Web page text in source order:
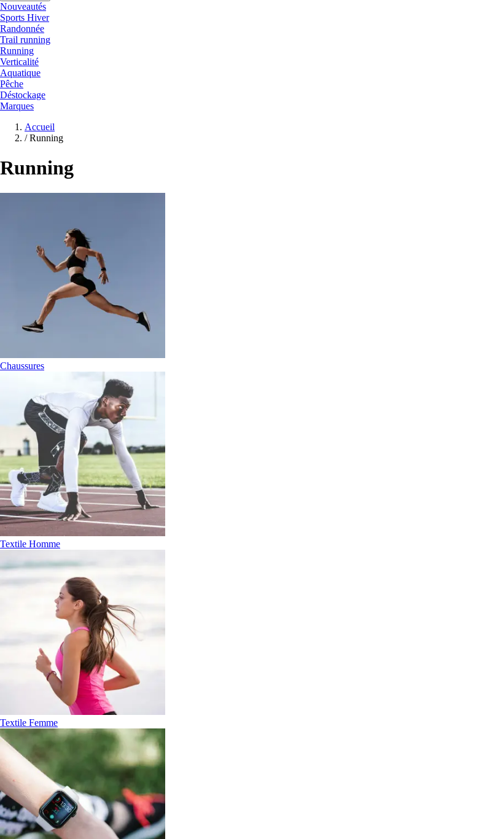
Nouveautés
Sports Hiver
Randonnée
Trail running
Running
Verticalité
Aquatique
Pêche
Déstockage
Marques
Accueil
/ Running
Running
Chaussures
Textile Homme
Textile Femme